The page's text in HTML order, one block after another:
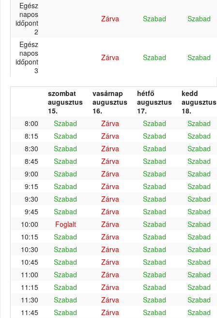
Egész
napos
időpont
2
Zárva Szabad Szabad
Egész
napos
időpont
3
Zárva Szabad Szabad
szombat
augusztus
15.
vasárnap
augusztus
16.
hétfő
augusztus
17.
kedd
augusztus
18.
8:00
Szabad Zárva Szabad
Szabad
8:15
Szabad Zárva Szabad
Szabad
8:30
Szabad Zárva Szabad
Szabad
8:45
Szabad Zárva Szabad
Szabad
9:00
Szabad Zárva Szabad
Szabad
9:15
Szabad Zárva Szabad
Szabad
9:30
Szabad Zárva Szabad
Szabad
9:45
Szabad Zárva Szabad
Szabad
10:00
Foglalt Zárva Szabad
Szabad
10:15
Szabad Zárva Szabad
Szabad
10:30
Szabad Zárva Szabad
Szabad
10:45
Szabad Zárva Szabad
Szabad
11:00
Szabad Zárva Szabad
Szabad
11:15
Szabad Zárva Szabad
Szabad
11:30
Szabad Zárva Szabad
Szabad
11:45
Szabad Zárva Szabad
Szabad